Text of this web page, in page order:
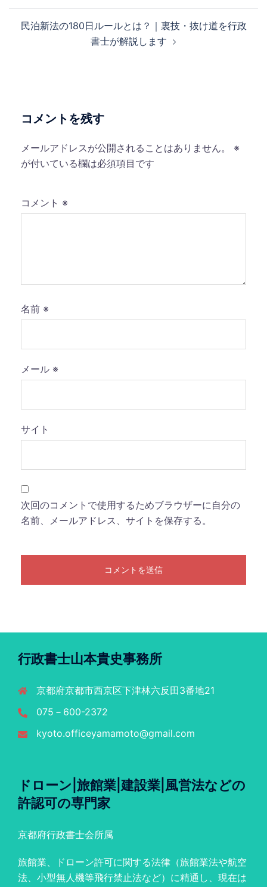
ゲ民泊新法の180日ルールとは？｜裏技・抜け道を行政
書士が解説します
コメントを残す
メールアドレスが公開されることはありません。
※
が付いている欄は必須項目です
コメント ※
名前 ※
メール ※
サイト
次回のコメントで使用するためブラウザーに自分の
名前、メールアドレス、サイトを保存する。
行政書士山本貴史事務所
京都府京都市西京区下津林六反田3番地21
075－600-2372
kyoto.officeyamamoto@gmail.com
ドローン|旅館業|建設業|風営法などの
許認可の専門家
京都府行政書士会所属
旅館業、ドローン許可に関する法律（旅館業法や航空
法、小型無人機等飛行禁止法など）に精通し、現在は